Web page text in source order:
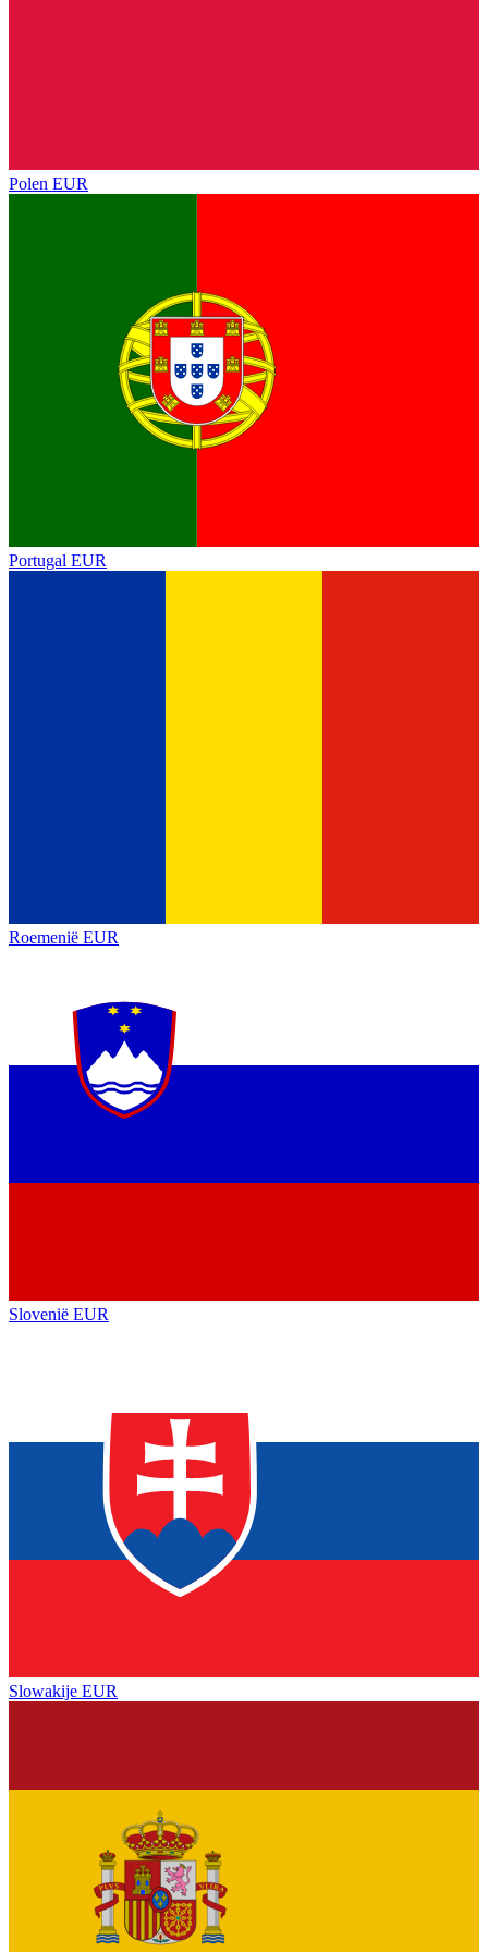
Polen EUR
Portugal EUR
Roemenië EUR
Slovenië EUR
Slowakije EUR